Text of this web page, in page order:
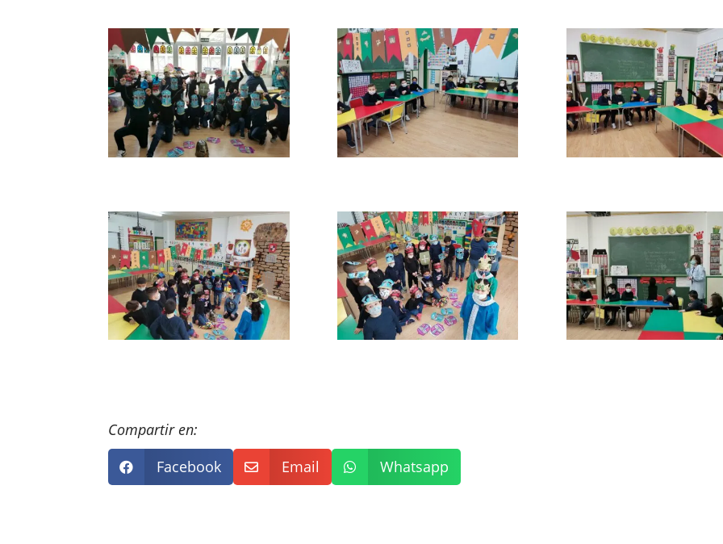
Compartir en:
 Facebook  Email  Whatsapp